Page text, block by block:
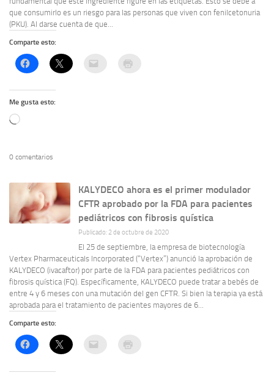
que consumirlo es un riesgo para las personas que viven con fenilcetonuria
(PKU). Al darse cuenta de que...
Comparte esto:
Me gusta esto:
Cargando...
0 comentarios
KALYDECO ahora es el primer modulador
CFTR aprobado por la FDA para pacientes
pediátricos con fibrosis quística
Publicado: 2 de octubre de 2020
El 25 de septiembre, la empresa de biotecnología
Vertex Pharmaceuticals Incorporated (“Vertex”) anunció la aprobación de
KALYDECO (ivacaftor) por parte de la FDA para pacientes pediátricos con
fibrosis quística (FQ). Específicamente, KALYDECO puede tratar a bebés de
entre 4 y 6 meses con una mutación del gen CFTR. Si bien la terapia ya está
aprobada para el tratamiento de pacientes mayores de 6...
Comparte esto: